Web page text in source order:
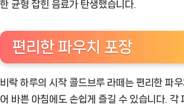
한 균형 잡힌 음료가 탄생했습니다.
편리한 파우치 포장
비락 하루의 시작 콜드브루 라떼는 편리한 파
어 바쁜 아침에도 손쉽게 즐길 수 있습니다.